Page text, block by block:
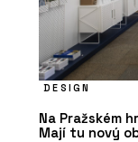
DESIGN
Na Pražském
Mají tu nový